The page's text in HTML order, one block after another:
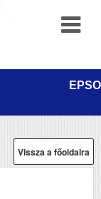
Vissza a főoldalra